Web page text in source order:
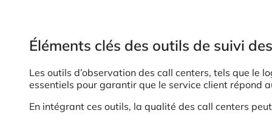
Éléments clés des outils de suivi
Les outils d’observation des call centers, tels que le
essentiels pour garantir que le service client répond
En intégrant ces outils, la qualité des call centers